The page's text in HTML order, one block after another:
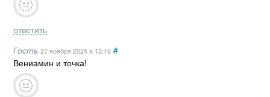
ответить
Гость 27 ноября 2024в 13:16 #
Вениамин и точка!